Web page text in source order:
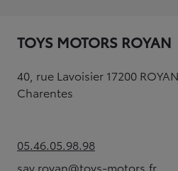
TOYS MOTORS ROYAN
40, rue Lavoisier 17200
Charentes
05.46.05.98.98(Opens in new tab)
sav.royan@toys-motors.fr